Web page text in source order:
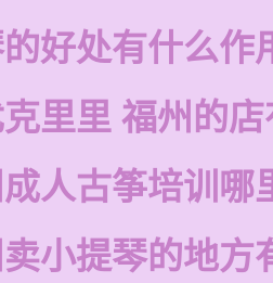
好处有什么作
里里 福州的
人古筝培训哪
小提琴的地方